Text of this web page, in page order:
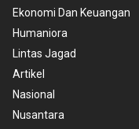
Ekonomi Dan Keuangan
Humaniora
Lintas Jagad
Artikel
Nasional
Nusantara